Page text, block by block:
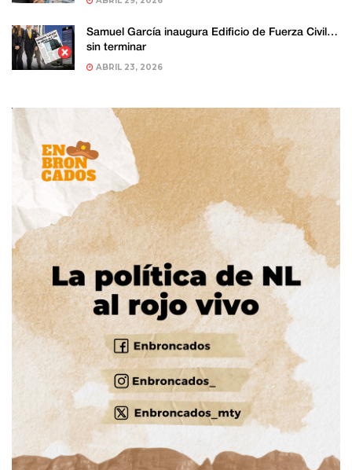
Samuel García inaugura Edificio de Fuerza Civil…
sin terminar
ABRIL 23, 2026